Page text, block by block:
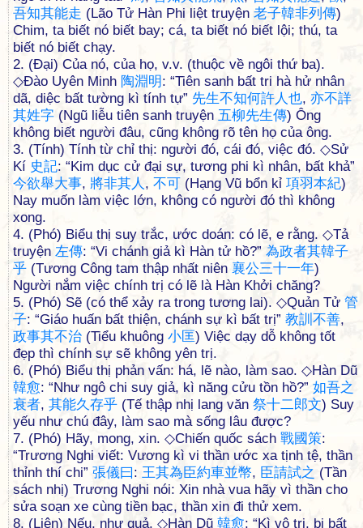
吾知其能走 (Lão Tử Hàn Phi liệt truyện 老子韓非列 傳)
Chim, ta biết nó biết bay; cá, ta biết nó biết lội; thú, ta
biết nó biết chạy.
2. (Đại) Của nó, của họ, v.v. (thuộc về ngôi thứ ba).
◇Đào Uyên Minh 陶淵明: “Tiên sanh bất tri hà hử nhân
dã, diệc bất tường kì tính tự” 先生不知何許人也, 亦不詳
其姓字 (Ngũ liễu tiên sanh truyện 五柳先生傳) Ông
không biết người đâu, cũng không rõ tên họ của ông.
3. (Tính) Tính từ chỉ thị: người đó, cái đó, việc đó. ◇Sử
Kí 史記: “Kim dục cử đại sự, tương phi kì nhân, bất khả”
今欲舉大事, 將非其人 , 不可 (Hạng Vũ bổn kỉ 項羽本紀)
Nay muốn làm việc lớn, không có người đó thì không
xong.
4. (Phó) Biểu thị suy trắc, ước doán: có lẽ, e rằng. ◇Tả
truyện 左傳: “Vi chánh giả kì Hàn tử hồ?” 為政者其韓子
乎 (Tương Công tam thập nhất niên 襄公三十一年)
Người nắm việc chính trị có lẽ là Hàn Khởi chăng?
5. (Phó) Sẽ (có thể xảy ra trong tương lai). ◇Quản Tử 管
子: “Giáo huấn bất thiện, chánh sự kì bất trị” 教訓 不善,
政事其不治 (Tiểu khuông 小匡) Việc dạy dỗ không tốt
đẹp thì chính sự sẽ không yên trị.
6. (Phó) Biểu thị phản vấn: há, lẽ nào, làm sao. ◇Hàn Dũ
韓愈: “Như ngô chi suy giả, kì năng cửu tồn hồ?” 如吾之
衰者, 其能久存乎 (Tế thập nhị lang văn 祭十二郎文) Suy
yếu như chú đây, làm sao mà sống lâu được?
7. (Phó) Hãy, mong, xin. ◇Chiến quốc sách 戰國策:
“Trương Nghi viết: Vương kì vi thần ước xa tịnh tệ, thần
thỉnh thí chi” 張儀曰: 王其為臣約車並幣, 臣請試之 (Tần
sách nhị) Trương Nghi nói: Xin nhà vua hãy vì thần cho
sửa soạn xe cùng tiền bạc, thần xin đi thử xem.
8. (Liên) Nếu, như quả. ◇Hàn Dũ 韓愈: “Kì vô tri, bi bất